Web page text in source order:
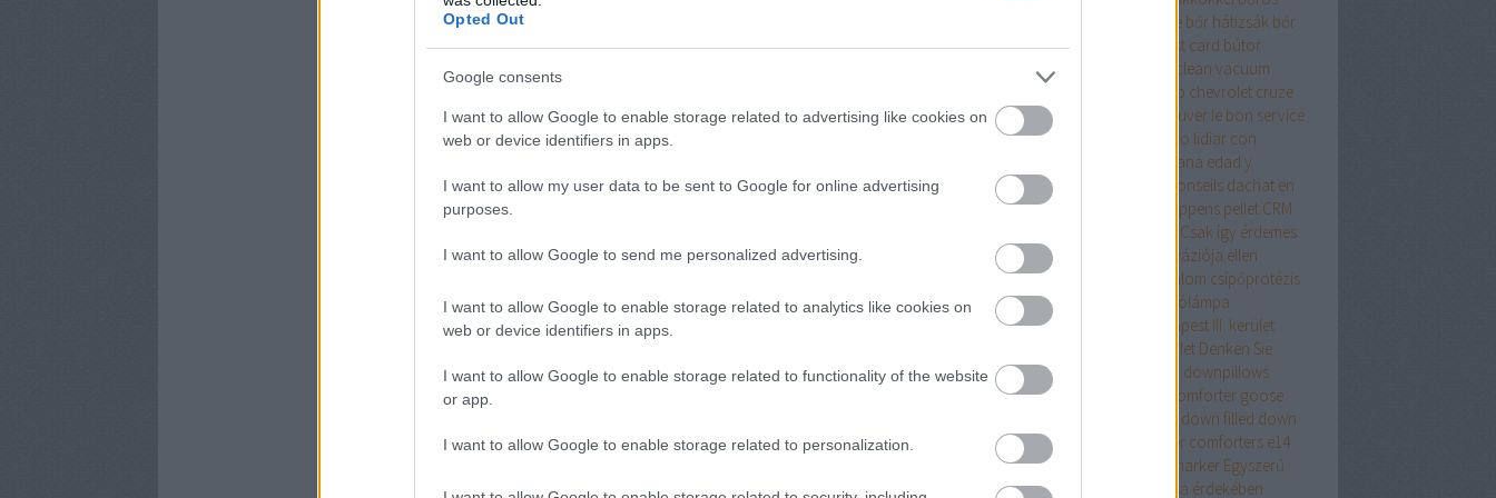
Opted Out
Google consents
I want to allow Google to enable storage related to advertising like cookies on
web or device identifiers in apps.
I want to allow my user data to be sent to Google for online advertising
purposes.
I want to allow Google to send me personalized advertising.
I want to allow Google to enable storage related to analytics like cookies on
web or device identifiers in apps.
I want to allow Google to enable storage related to functionality of the website
or app.
I want to allow Google to enable storage related to personalization.
borsod online bőr hátizsák bőr
hátizsák nőibőr táska budapest card bútor
carpet cleaning in cork
carpet clean vacuum
casio tudományos számológép chevrolet cruze
tuningcomforter
Comment trouver le bon service
de réparation automobile
Cómo lidiar con
eficacia con la crisis de la mediana edad y
desarrollarse como persona
Conseils dachat en
ligne que vous devez savoir
coppens pellet CRM
Csak így érdemes
védekezni az ágyi poloskák inváziója ellen
cserepeslemez
csípőfájdalom csípőprotézis
műtét debrecen
csiptetős olvasólámpa
csótányirtás
csótányirtás Budapest III. kerület
csótányirtás Budapest XIII. kerület Denken Sie
darandistrict 7 budapest
downpillows
down comforterqueen
down comforter goose
down filled down
pillowsDrón duck feather comforters e14
foglalate27 foglalat ecset rajzmarker Egyszerű
önsegítő tanács az élete javítása érdekében